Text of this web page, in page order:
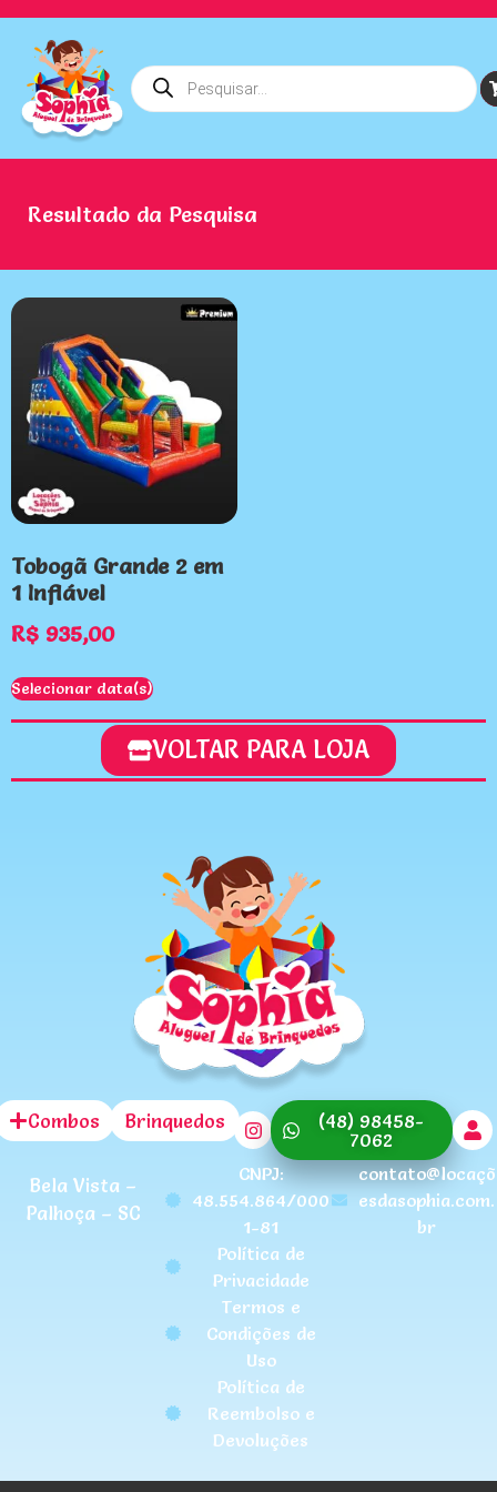
Resultado da Pesquisa
Tobogã Grande 2 em
1 Inflável
R$ 935,00
Selecionar data(s)
VOLTAR PARA LOJA
Combos Brinquedos
(48) 98458-
7062
Bela Vista –
Palhoça – SC
CNPJ:
48.554.864/000
1-81
Política de
Privacidade
Termos e
Condições de
Uso
Política de
Reembolso e
Devoluções
contato@locaçõ
esdasophia.com.
br